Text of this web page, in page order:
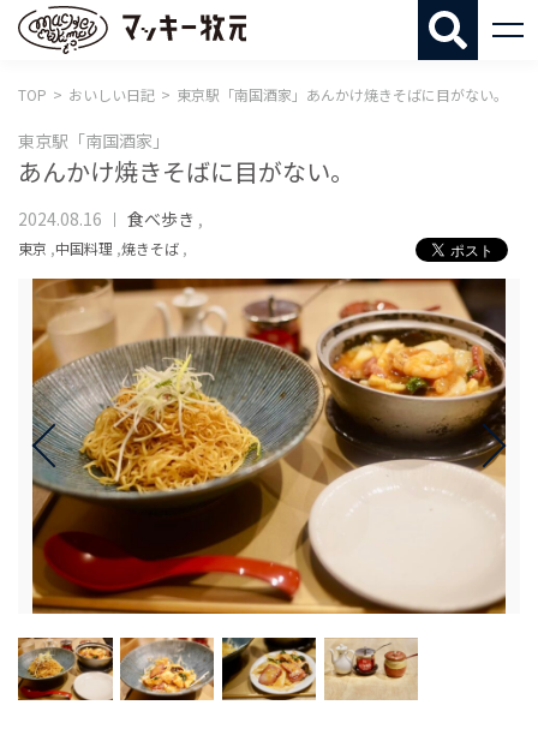
TOP おいしい日記 東京駅「南国酒家」あんかけ焼きそばに目がない。
東京駅「南国酒家」
あんかけ焼きそばに目がない。
2024.08.16 食べ歩き ,
東京 ,中国料理 ,焼きそば ,